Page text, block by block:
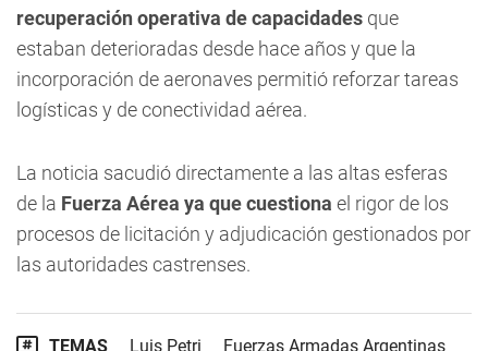
recuperación operativa de capacidades que
estaban deterioradas desde hace años y que la
incorporación de aeronaves permitió reforzar tareas
logísticas y de conectividad aérea.
La noticia sacudió directamente a las altas esferas
de la Fuerza Aérea ya que cuestiona el rigor de los
procesos de licitación y adjudicación gestionados por
las autoridades castrenses.
TEMAS Luis Petri Fuerzas Armadas Argentinas